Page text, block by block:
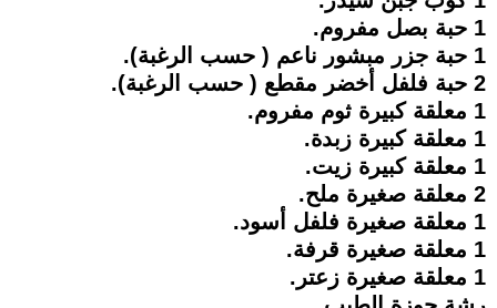
1 حبة بصل مفروم.
1 حبة جزر مبشور ناعم ( حسب الرغبة).
2 حبة فلفل أخضر مقطع ( حسب الرغبة).
1 معلقة كبيرة ثوم مفروم.
1 معلقة كبيرة زبدة.
1 معلقة كبيرة زيت.
2 معلقة صغيرة ملح.
1 معلقة صغيرة فلفل أسود.
1 معلقة صغيرة قرفة.
1 معلقة صغيرة زعتر.